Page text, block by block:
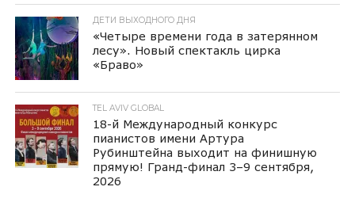
ДЕТИ ВЫХОДНОГО ДНЯ
«Четыре времени года в затерянном
лесу». Новый спектакль цирка
«Браво»
TEL AVIV GLOBAL
18-й Международный конкурс
пианистов имени Артура
Рубинштейна выходит на финишную
прямую! Гранд-финал 3–9 сентября,
2026